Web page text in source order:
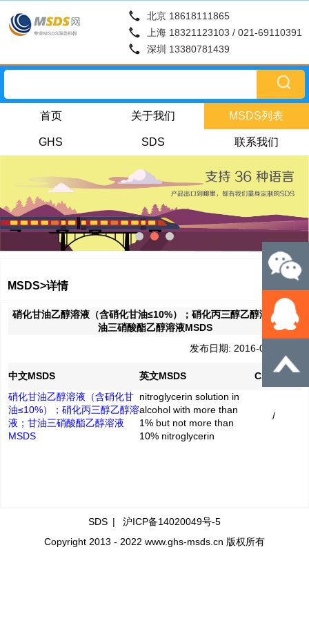
北京 18618111865
上海 18321123103 / 021-69110391
深圳 13380781439
首页 关于我们 MSDS列表
GHS SDS 联系我们
MSDS>详情
硝化甘油乙醇溶液（含硝化甘油≤10%）；硝化丙三醇乙醇溶液；甘
油三硝酸酯乙醇溶液MSDS
发布日期: 2016-04-28
中文MSDS 英文MSDS
CAS No.
硝化甘油乙醇溶液（含硝化甘
油≤10%）；硝化丙三醇乙醇溶
液；甘油三硝酸酯乙醇溶液
MSDS
nitroglycerin solution in
alcohol with more than
1% but not more than
10% nitroglycerin
/
SDS | 沪ICP备14020049号-5
Copyright 2013 - 2022 www.ghs-msds.cn 版权所有